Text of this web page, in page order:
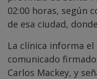
02:00 horas, según
de esa ciudad,
La clínica informa
comunicado
Carlos Mackey, y